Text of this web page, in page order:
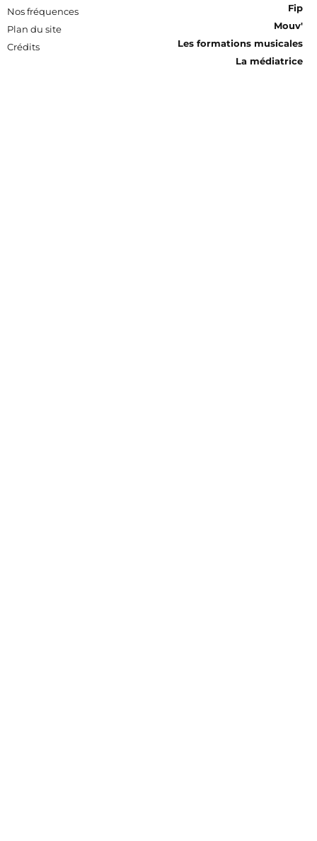
Nos fréquences
Plan du site
Crédits
Fip
Mouv'
Les formations musicales
La médiatrice